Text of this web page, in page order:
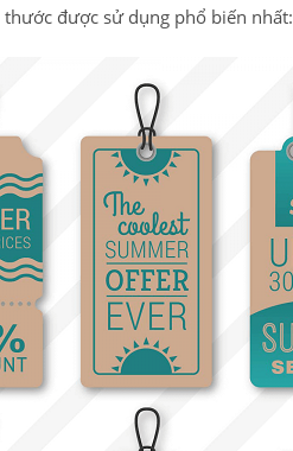
được sử dụng phổ biến nhất: